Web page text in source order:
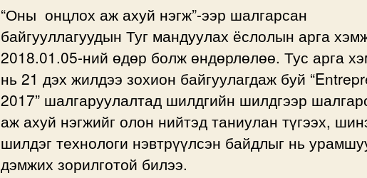
“Оны онцлох аж ахуй нэгж”-ээр шалгарсан
байгууллагуудын Туг мандуулах ёслолын арга
2018.01.05-ний өдөр болж өндөрлөлөө. Тус арга
нь 21 дэх жилдээ зохион байгуулагдаж буй
2017” шалгаруулалтад шилдгийн шилдгээр
аж ахуй нэгжийг олон нийтэд таниулан түгээх,
шилдэг технологи нэвтрүүлсэн байдлыг нь
дэмжих зорилготой билээ.